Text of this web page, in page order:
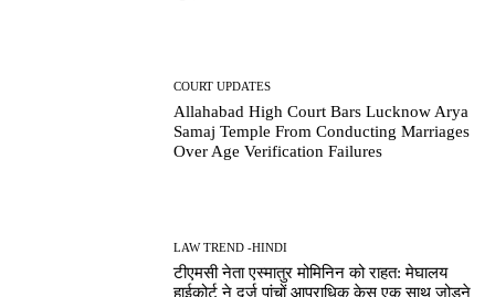
COURT UPDATES
Allahabad High Court Bars Lucknow Arya
Samaj Temple From Conducting Marriages
Over Age Verification Failures
LAW TREND -HINDI
टीएमसी नेता एस्मातुर मोमिनिन को राहत: मेघालय
हाईकोर्ट ने दर्ज पांचों आपराधिक केस एक साथ जोड़ने